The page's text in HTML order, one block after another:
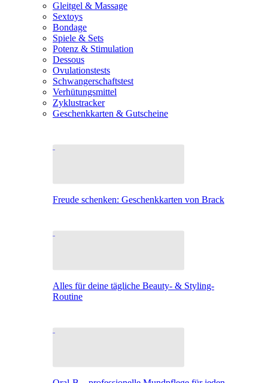
Gleitgel & Massage
Sextoys
Bondage
Spiele & Sets
Potenz & Stimulation
Dessous
Ovulationstests
Schwangerschaftstest
Verhütungsmittel
Zyklustracker
Geschenkkarten & Gutscheine
Freude schenken: Geschenkkarten von Brack
Alles für deine tägliche Beauty- & Styling-
Routine